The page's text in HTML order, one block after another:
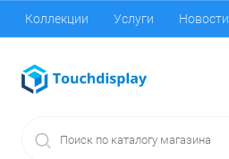
Коллекции Услуги Новости